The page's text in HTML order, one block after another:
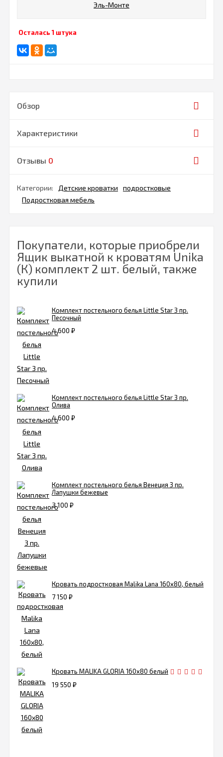
Эль-Монте
Осталась 1 штука
Обзор
Характеристики
Отзывы 0
Категории: Детские кроватки
подростковые
Подростковая мебель
Покупатели, которые приобрели
Ящик выкатной к кроватям Unika
(К) комплект 2 шт. белый, также
купили
Комплект постельного белья Little Star 3 пр.
Песочный
4 600 ₽
Комплект постельного белья Little Star 3 пр.
Олива
4 600 ₽
Комплект постельного белья Венеция 3 пр.
Лапушки бежевые
3 100 ₽
Кровать подростковая Malika Lana 160х80, белый
7 150 ₽
Кровать MALIKA GLORIA 160х80 белый
19 550 ₽